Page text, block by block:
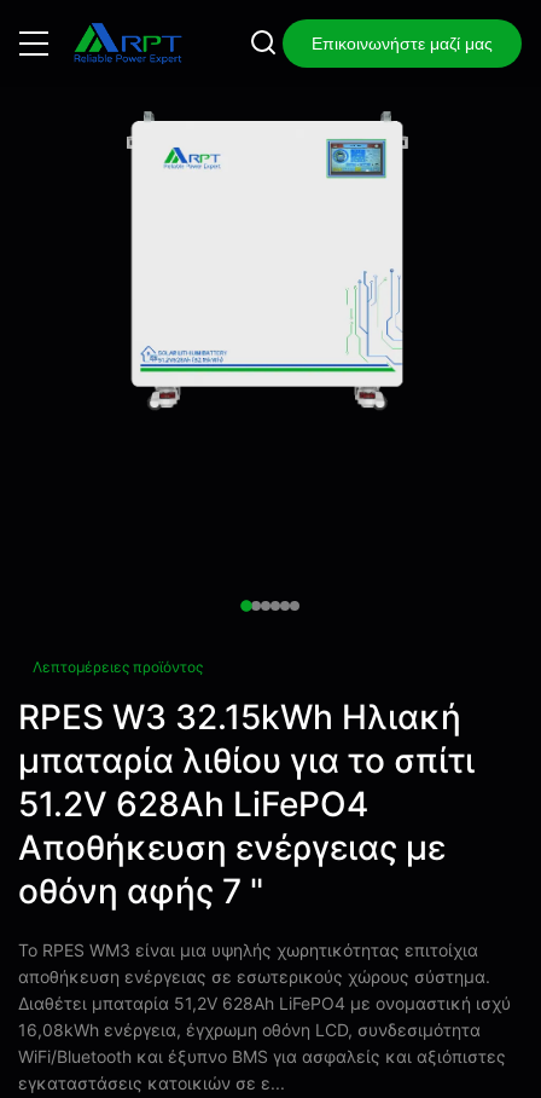
Επικοινωνήστε μαζί μας
Λεπτομέρειες προϊόντος
RPES W3 32.15kWh Ηλιακή
μπαταρία λιθίου για το σπίτι
51.2V 628Ah LiFePO4
Αποθήκευση ενέργειας με
οθόνη αφής 7 "
Το RPES WM3 είναι μια υψηλής χωρητικότητας επιτοίχια
αποθήκευση ενέργειας σε εσωτερικούς χώρους σύστημα.
Διαθέτει μπαταρία 51,2V 628Ah LiFePO4 με ονομαστική ισχύ
16,08kWh ενέργεια, έγχρωμη οθόνη LCD, συνδεσιμότητα
WiFi/Bluetooth και έξυπνο BMS για ασφαλείς και αξιόπιστες
εγκαταστάσεις κατοικιών σε ε...